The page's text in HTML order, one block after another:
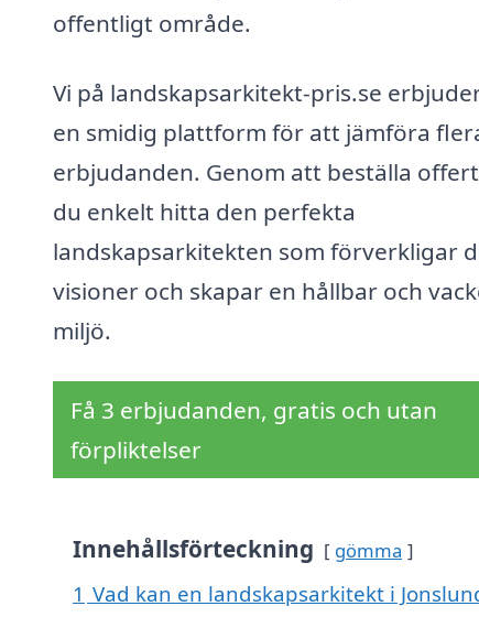
offentligt område.
Vi på landskapsarkitekt-pris.se
en smidig plattform för att jämföra
erbjudanden. Genom att beställa
du enkelt hitta den perfekta
landskapsarkitekten som förverkligar
visioner och skapar en hållbar och
miljö.
Få 3 erbjudanden, gratis och utan
förpliktelser
Innehållsförteckning gömma
1 Vad kan en landskapsarkitekt i